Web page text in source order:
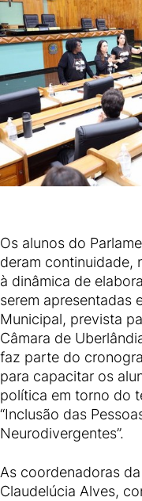
Os alunos do
deram continuidade,
à dinâmica de
serem apresentadas
Municipal, prevista
Câmara de
faz parte do
para capacitar os
política em torno do
“Inclusão das
Neurodivergentes”.
As coordenadoras
Claudelúcia Alves,